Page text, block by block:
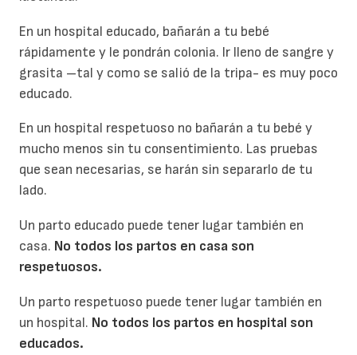
En un hospital educado, bañarán a tu bebé
rápidamente y le pondrán colonia. Ir lleno de sangre y
grasita –tal y como se salió de la tripa- es muy poco
educado.
En un hospital respetuoso no bañarán a tu bebé y
mucho menos sin tu consentimiento. Las pruebas
que sean necesarias, se harán sin separarlo de tu
lado.
Un parto educado puede tener lugar también en
casa. No todos los partos en casa son
respetuosos.
Un parto respetuoso puede tener lugar también en
un hospital. No todos los partos en hospital son
educados.